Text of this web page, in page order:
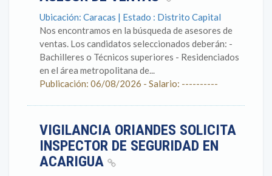
Ubicación: Caracas | Estado : Distrito Capital
Nos encontramos en la búsqueda de asesores de
ventas. Los candidatos seleccionados deberán: -
Bachilleres o Técnicos superiores - Residenciados
en el área metropolitana de...
Publicación: 06/08/2026 - Salario: ----------
VIGILANCIA ORIANDES SOLICITA
INSPECTOR DE SEGURIDAD EN
ACARIGUA